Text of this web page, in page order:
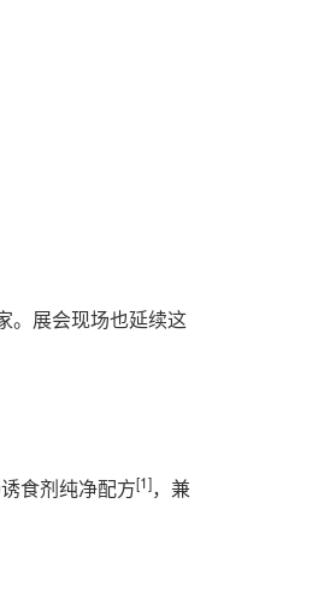
。展会现场也延续这
食剂纯净配方[1]，兼